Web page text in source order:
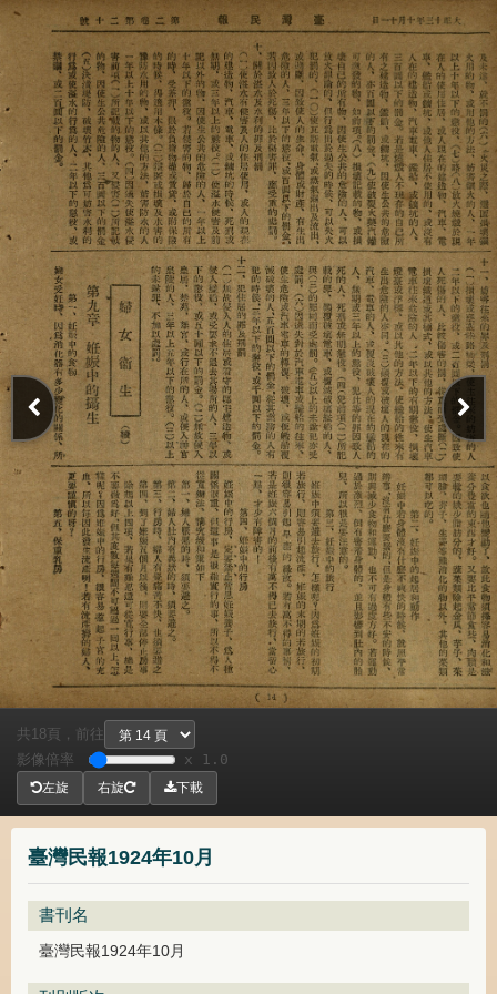
臺灣民報1924年10月
書刊名
臺灣民報1924年10月
共 18 頁，
前往
影像倍率
x 1.0
左旋 右旋 下載